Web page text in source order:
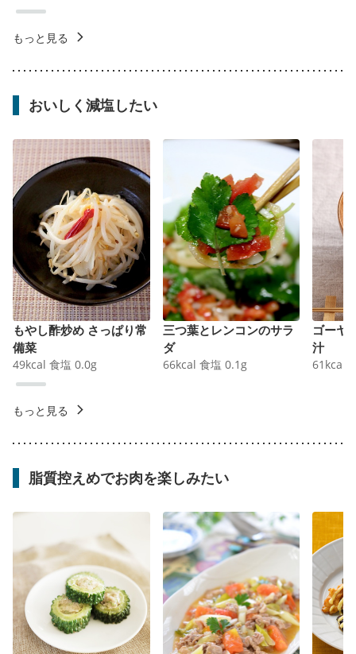
もっと見る
おいしく減塩したい
もやし酢炒め さっぱり常
備菜
49kcal 食塩 0.0g
三つ葉とレンコンのサラ
ダ
66kcal 食塩 0.1 g
ゴーヤ
汁
61 kcal
もっと見る
脂質控えめでお肉を楽しみたい